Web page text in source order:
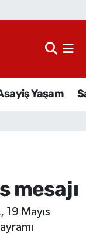
Yaşam
mesajı
19 Mayıs